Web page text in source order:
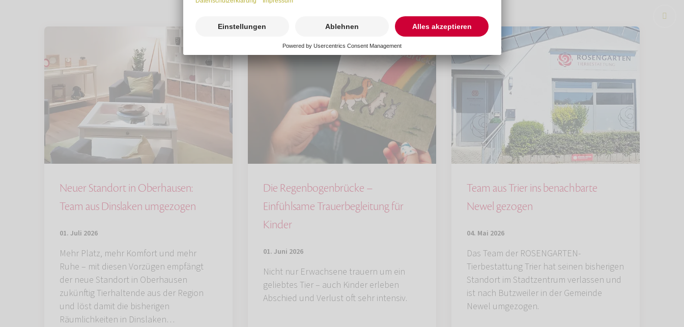
Neuer Standort in Oberhausen:
Team aus Dinslaken umgezogen
01. Juli 2026
Mehr Platz, mehr Komfort und mehr
Ruhe – mit diesen Vorzügen empfängt
der neue Standort in Oberhausen
zukünftig Tierhaltende aus der Region
und löst damit die bisherigen
Räumlichkeiten in Dinslaken…
Die Regenbogenbrücke –
Einfühlsame Trauerbegleitung für
Kinder
01. Juni 2026
Nicht nur Erwachsene trauern um ein
geliebtes Tier – auch Kinder erleben
Abschied und Verlust oft sehr intensiv.
Team aus Trier ins benachbarte
Newel gezogen
04. Mai 2026
Das Team der ROSENGARTEN-
Tierbestattung Trier hat seinen bisherigen
Standort im Stadtzentrum verlassen und
ist nach Butzweiler in der Gemeinde
Newel umgezogen.